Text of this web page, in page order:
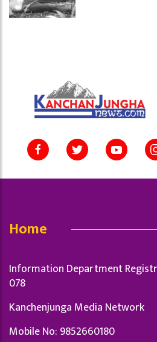
Home
Information Department
078
Kanchenjunga Media Network
Mobile No: 9852660180